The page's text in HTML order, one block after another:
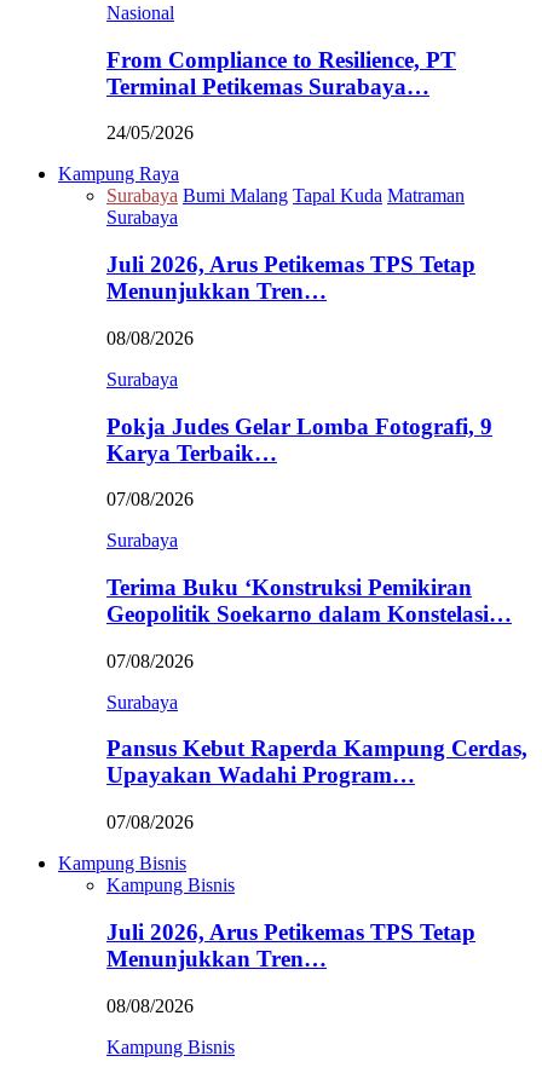
Nasional
From Compliance to Resilience, PT
Terminal Petikemas Surabaya…
24/05/2026
Kampung Raya
Surabaya Bumi Malang Tapal Kuda Matraman
Surabaya
Juli 2026, Arus Petikemas TPS Tetap
Menunjukkan Tren…
08/08/2026
Surabaya
Pokja Judes Gelar Lomba Fotografi, 9
Karya Terbaik…
07/08/2026
Surabaya
Terima Buku ‘Konstruksi Pemikiran
Geopolitik Soekarno dalam Konstelasi…
07/08/2026
Surabaya
Pansus Kebut Raperda Kampung Cerdas,
Upayakan Wadahi Program…
07/08/2026
Kampung Bisnis
Kampung Bisnis
Juli 2026, Arus Petikemas TPS Tetap
Menunjukkan Tren…
08/08/2026
Kampung Bisnis